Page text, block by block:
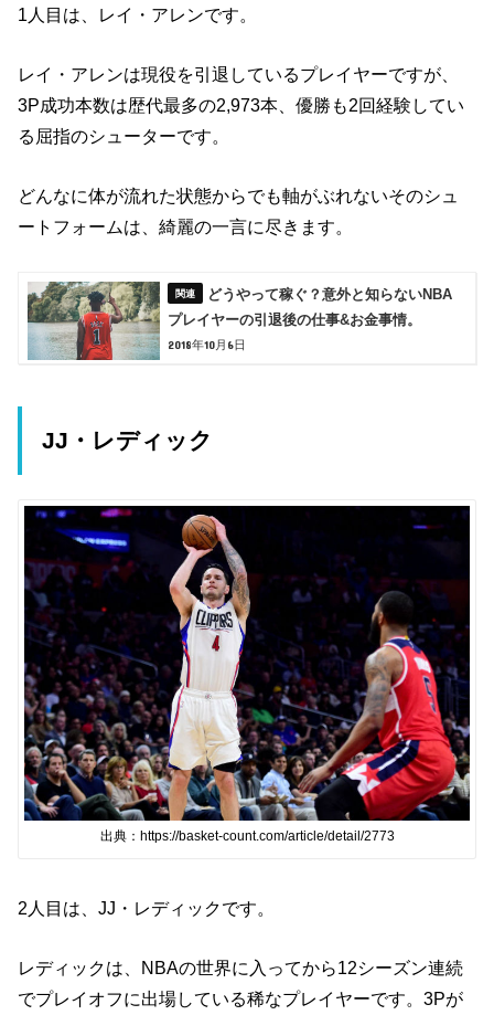
1人目は、レイ・アレンです。
レイ・アレンは現役を引退しているプレイヤーですが、
3P成功本数は歴代最多の2,973本、優勝も2回経験してい
る屈指のシューターです。
どんなに体が流れた状態からでも軸がぶれないそのシュ
ートフォームは、綺麗の一言に尽きます。
どうやって稼ぐ？意外と知らないNBA
プレイヤーの引退後の仕事&お金事情。
2018年10月6日
JJ・レディック
出典：https://basket-count.com/article/detail/2773
2人目は、JJ・レディックです。
レディックは、NBAの世界に入ってから12シーズン連続
でプレイオフに出場している稀なプレイヤーです。3Pが